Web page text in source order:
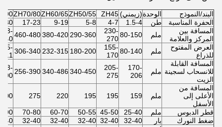
البند/النموذج الوحدة(زيمني)ZH45
ZH50/55
ZH60/65
ZH70/80
الحفرة المناسبة
طن 1.5-4
4-7
5-8
9-19
17-23
30
المسافة بين
المركز والعلامة
ملم 80-150
230-
270
290-360
380-420
460-480
540
العرض المفتوح
للذراع
ملم 80-140
155-
170
180-200
232-315
306-340
411
المسافة القابلة
للانسحاب لسجينة
الزيت
ملم
170-
206
205-
275
340-450
340-486
256-390
590
المسافة من
الأعلى إلى
الأسفل
ملم 159
195
195
220
275
300
قطر الدبوس ملم 25-40
45-50
50-55
60-70
70-80
90
ضغط النورك
بار 32-40
32-40
32-40
32-40
32-40
40